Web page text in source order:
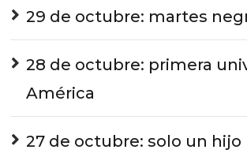
29 de octubre: martes
28 de octubre: primera
América
27 de octubre: solo un hijo